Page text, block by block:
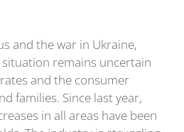
and the war in Ukraine,
situation remains uncertain
and the consumer
families. Since last year,
in all areas have been